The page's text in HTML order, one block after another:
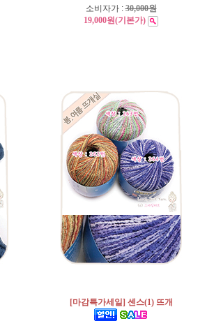
소비자가 :30,000원
19,000원(기본가)
[마감특가세일] 센스(1) 뜨개